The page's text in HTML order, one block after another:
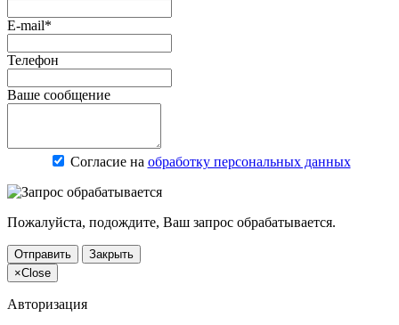
E-mail*
Телефон
Ваше сообщение
Согласие на обработку персональных данных
Пожалуйста, подождите, Ваш запрос обрабатывается.
Отправить
Закрыть
×Close
Авторизация